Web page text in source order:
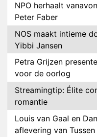
NPO herhaalt
Peter Faber
NOS maakt intieme
Yibbi Jansen
Petra Grijzen
voor de oorlog
Streamingtip: Élite
romantie
Louis van Gaal en
aflevering van Tussen